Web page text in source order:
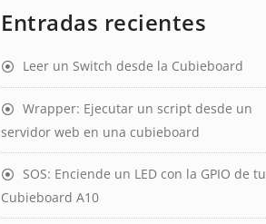
Entradas recientes
Leer un Switch desde la Cubieboard
Wrapper: Ejecutar un script desde un
servidor web en una cubieboard
SOS: Enciende un LED con la GPIO de tu
Cubieboard A10